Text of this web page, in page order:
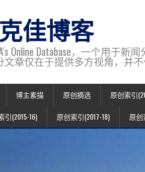
佳博客
Online Database，一个用于
文章仅在于提供多方视角，并不
博主素描 原创摘选 原创索引
引(2015-16) 原创索引(2017-18) 原创